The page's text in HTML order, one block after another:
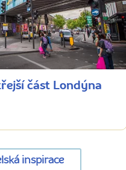
část Londýna
inspirace